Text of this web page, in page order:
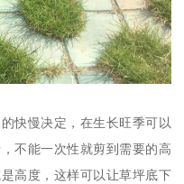
快慢决定，在生长旺季可以
不能一次性就剪到需要的高
高度，这样可以让草坪底下